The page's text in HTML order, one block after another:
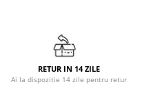
RETUR IN 14 ZILE
Ai la dispozitie 14 zile pentru retur